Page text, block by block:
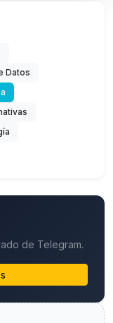
Datos
de Telegram.